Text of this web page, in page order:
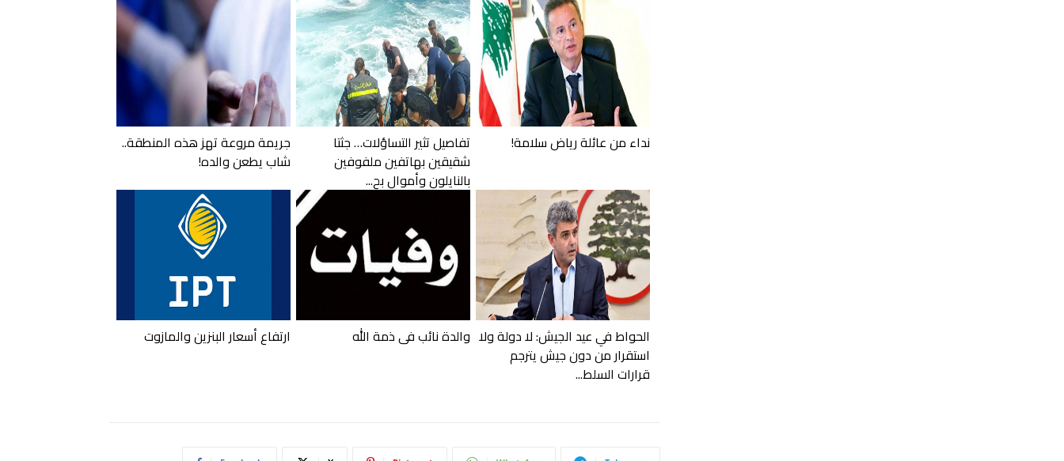
نداء من عائلة رياض سلامة!
تفاصيل تثير التساؤلات… جثتا
شقيقين بهاتفين ملفوفين
بالنايلون وأموال بح...
جريمة مروعة تهز هذه المنطقة..
شاب يطعن والده!
الحواط في عيد الجيش: لا دولة ولا
استقرار من دون جيش يترجم
قرارات السلط...
والدة نائب في ذمة الله ارتفاع أسعار البنزين والمازوت